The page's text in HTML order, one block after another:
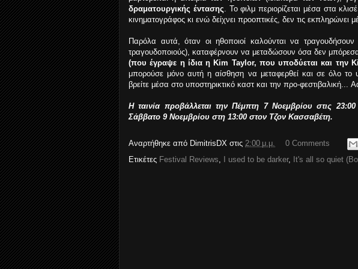
δραματουργικής έντασης. Το φιλμ περιορίζεται μέσα στα
κινηματογράφος κι ενώ δείχνει προοπτικές, δεν τις εκπληρώνει
Παρόλα αυτά, όταν οι ηθοποιοί καλούνται να
τραγουδοποιούς), καταφέρνουν να μεταδώσουν όσα δεν
(που έγραψε η ίδια η Kim Taylor, που υποδύεται και την
μπορούσε μόνο αυτή η αίσθηση να μεταφερθεί και σε όλο
βρείτε μέσα στο υποστηρικτικό καστ και την προ-φεστιβαλική...
Η ταινία προβάλλεται την Πέμπτη 7 Νοεμβρίου στις
Σάββατο 9 Νοεμβρίου στη 13:00 στον Τζον Κασσαβέτη.
Αναρτήθηκε από DimitrisDX στις 2:00 μ.μ.
0 Comments
Ετικέτες Festival Reviews, I used to be darker, It's all so quiet